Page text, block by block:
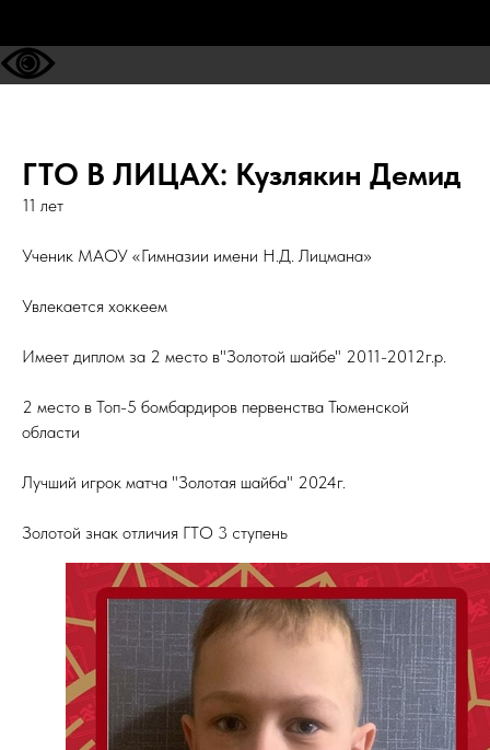
ГТО В ЛИЦАХ: Кузлякин Демид
11 лет
Ученик МАОУ «Гимназии имени Н.Д. Лицмана»
Увлекается хоккеем
Имеет диплом за 2 место в"Золотой шайбе" 2011-2012г.р.
2 место в Топ-5 бомбардиров первенства Тюменской
области
Лучший игрок матча "Золотая шайба" 2024г.
Золотой знак отличия ГТО 3 ступень